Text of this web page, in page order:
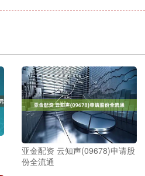
亚金配资 云知声(09678)申请股
份全流通